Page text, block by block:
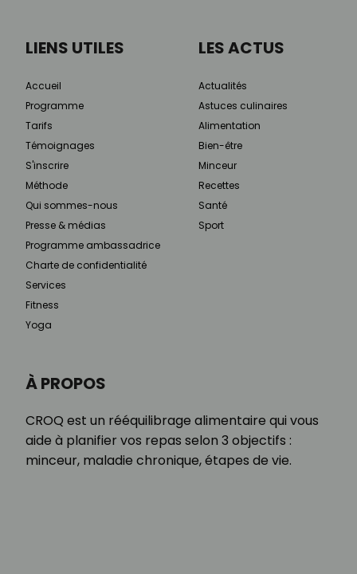
À PROPOS
CROQ est un rééquilibrage alimentaire qui vous
aide à planifier vos repas selon 3 objectifs :
minceur, maladie chronique, étapes de vie.
LIENS UTILES
Accueil
Programme
Tarifs
Témoignages
S'inscrire
Méthode
Qui sommes-nous
Presse & médias
Programme ambassadrice
Charte de confidentialité
Services
Fitness
Yoga
LES ACTUS
Actualités
Astuces culinaires
Alimentation
Bien-être
Minceur
Recettes
Santé
Sport